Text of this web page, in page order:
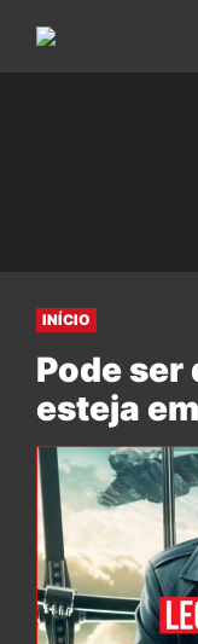
INÍCIO
Pode ser
esteja